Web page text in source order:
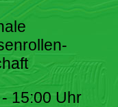
15:00 Uhr